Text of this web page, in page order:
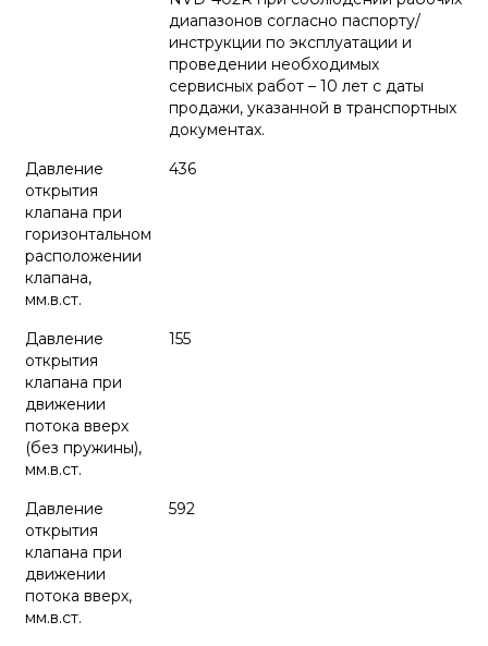
диапазонов согласно паспорту/
инструкции по эксплуатации и
проведении необходимых
сервисных работ – 10 лет с даты
продажи, указанной в транспортных
документах.
Давление
открытия
клапана при
горизонтальном
расположении
клапана,
мм.в.ст.
436
Давление
открытия
клапана при
движении
потока вверх
(без пружины),
мм.в.ст.
155
Давление
открытия
клапана при
движении
потока вверх,
мм.в.ст.
592